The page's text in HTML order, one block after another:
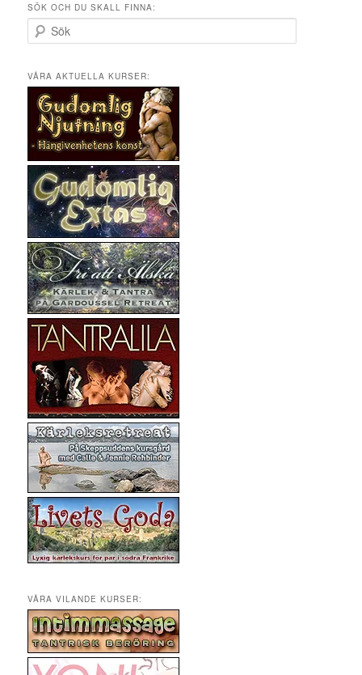
SÖK OCH DU SKALL FINNA:
ö
VÅRA AKTUELLA KURSER:
VÅRA VILANDE KURSER: